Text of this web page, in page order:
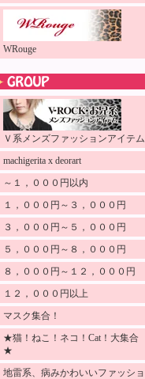
WRouge
Ｖ系メンズファッションアイテム
machigerita x deorart
～１，０００円以内
１，０００円～３，０００円
３，０００円～５，０００円
５，０００円～８，０００円
８，０００円～１２，０００円
１２，０００円以上
マスク集合！
★猫！ねこ！ネコ！Cat！大集合
★
地雷系、病みかわいいファッショ